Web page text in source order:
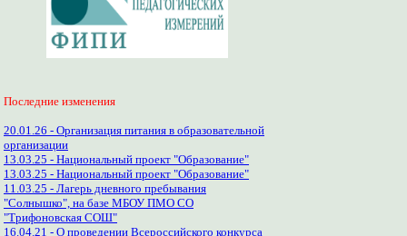
Последние изменения
20.01.26 - Организация питания в образовательной
организации
13.03.25 - Национальный проект "Образование"
13.03.25 - Национальный проект "Образование"
11.03.25 - Лагерь дневного пребывания
"Солнышко", на базе МБОУ ПМО СО
"Трифоновская СОШ"
16.04.21 - О проведении Всероссийского конкурса